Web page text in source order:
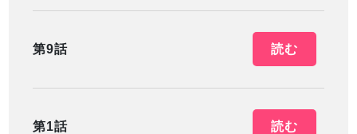
第9話 読む
第1話 読む